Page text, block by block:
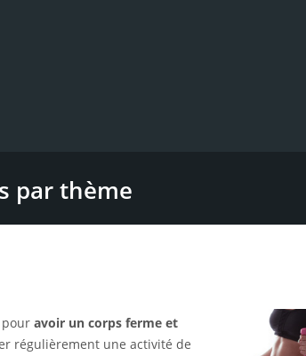
par thème
avoir un corps ferme et
régulièrement une activité de